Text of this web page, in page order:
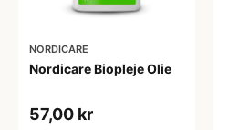
NORDICARE
Nordicare Biopleje Olie
57,00 kr